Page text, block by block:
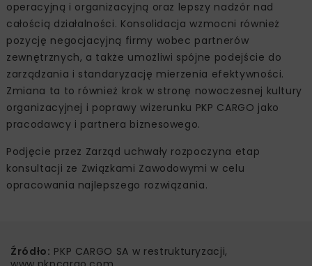
operacyjną i organizacyjną oraz lepszy nadzór nad
całością działalności. Konsolidacja wzmocni również
pozycję negocjacyjną firmy wobec partnerów
zewnętrznych, a także umożliwi spójne podejście do
zarządzania i standaryzację mierzenia efektywności.
Zmiana ta to również krok w stronę nowoczesnej kultury
organizacyjnej i poprawy wizerunku PKP CARGO jako
pracodawcy i partnera biznesowego.
Podjęcie przez Zarząd uchwały rozpoczyna etap
konsultacji ze Związkami Zawodowymi w celu
opracowania najlepszego rozwiązania.
Źródło: PKP CARGO SA w restrukturyzacji,